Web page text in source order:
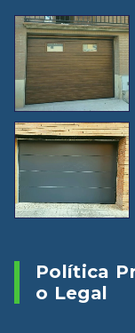
Política
O Legal